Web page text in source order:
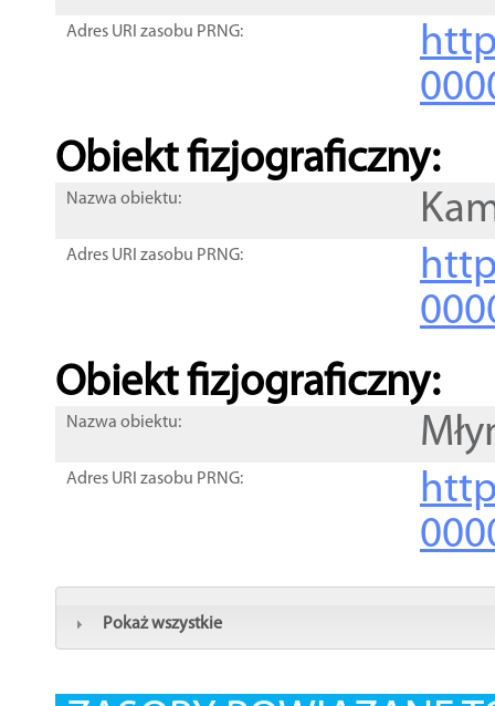
Adres URI zasobu PRNG:
Obiekt fizjograficzny:
Nazwa obiektu:
Adres URI zasobu PRNG:
Obiekt fizjograficzny:
Nazwa obiektu:
Adres URI zasobu PRNG:
Pokaż wszystkie